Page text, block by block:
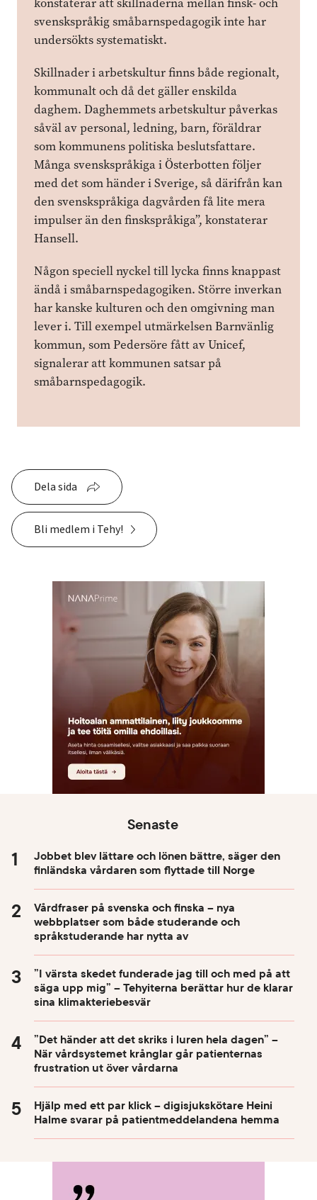
svenskspråkig småbarnspedagogik inte har
undersökts systematiskt.
Skillnader i arbetskultur finns både regionalt,
kommunalt och då det gäller enskilda
daghem. Daghemmets arbetskultur påverkas
såväl av personal, ledning, barn, föräldrar
som kommunens politiska beslutsfattare.
Många svenskspråkiga i Österbotten följer
med det som händer i Sverige, så därifrån kan
den svenskspråkiga dagvården få lite mera
impulser än den finskspråkiga”, konstaterar
Hansell.
Någon speciell nyckel till lycka finns knappast
ändå i småbarnspedagogiken. Större inverkan
har kanske kulturen och den omgivning man
lever i. Till exempel utmärkelsen Barnvänlig
kommun, som Pedersöre fått av Unicef,
signalerar att kommunen satsar på
småbarnspedagogik.
Dela sida
Bli medlem i Tehy!
Senaste
Jobbet blev lättare och lönen bättre, säger den
finländska vårdaren som flyttade till Norge
Vårdfraser på svenska och finska – nya
webbplatser som både studerande och
språkstuderande har nytta av
”I värsta skedet funderade jag till och med på att
säga upp mig” – Tehyiterna berättar hur de klarar
sina klimakteriebesvär
”Det händer att det skriks i luren hela dagen” –
När vårdsystemet krånglar går patienternas
frustration ut över vårdarna
Hjälp med ett par klick – digisjukskötare Heini
Halme svarar på patientmeddelandena hemma